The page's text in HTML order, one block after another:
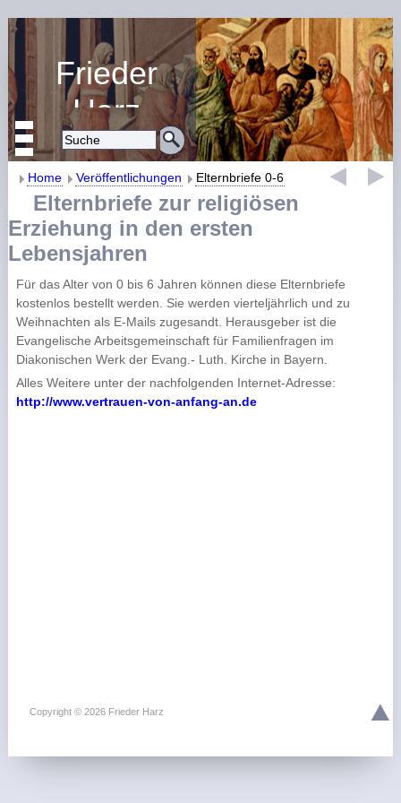
Frieder
Harz
Religiöse Erziehung
und Bildung
Home Veröffentlichungen Elternbriefe 0-6
Elternbriefe zur religiösen
Erziehung in den ersten
Lebensjahren
Für das Alter von 0 bis 6 Jahren können diese Elternbriefe
kostenlos bestellt werden. Sie werden vierteljährlich und zu
Weihnachten als E-Mails zugesandt. Herausgeber ist die
Evangelische Arbeitsgemeinschaft für Familienfragen im
Diakonischen Werk der Evang.- Luth. Kirche in Bayern.
Alles Weitere unter der nachfolgenden Internet-Adresse:
http://www.vertrauen-von-anfang-an.de
Copyright © 2026 Frieder Harz